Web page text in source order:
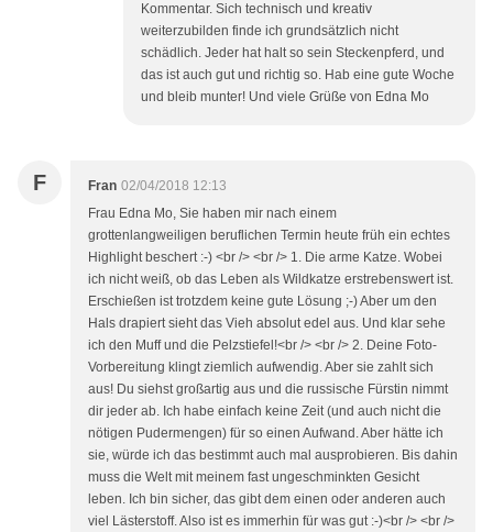
Kommentar. Sich technisch und kreativ
weiterzubilden finde ich grundsätzlich nicht
schädlich. Jeder hat halt so sein Steckenpferd, und
das ist auch gut und richtig so. Hab eine gute Woche
und bleib munter! Und viele Grüße von Edna Mo
F Fran 02/04/2018 12:13
Frau Edna Mo, Sie haben mir nach einem
grottenlangweiligen beruflichen Termin heute früh ein echtes
Highlight beschert :-) <br /> <br /> 1. Die arme Katze. Wobei
ich nicht weiß, ob das Leben als Wildkatze erstrebenswert ist.
Erschießen ist trotzdem keine gute Lösung ;-) Aber um den
Hals drapiert sieht das Vieh absolut edel aus. Und klar sehe
ich den Muff und die Pelzstiefel!<br /> <br /> 2. Deine Foto-
Vorbereitung klingt ziemlich aufwendig. Aber sie zahlt sich
aus! Du siehst großartig aus und die russische Fürstin nimmt
dir jeder ab. Ich habe einfach keine Zeit (und auch nicht die
nötigen Pudermengen) für so einen Aufwand. Aber hätte ich
sie, würde ich das bestimmt auch mal ausprobieren. Bis dahin
muss die Welt mit meinem fast ungeschminkten Gesicht
leben. Ich bin sicher, das gibt dem einen oder anderen auch
viel Lästerstoff. Also ist es immerhin für was gut :-)<br /> <br />